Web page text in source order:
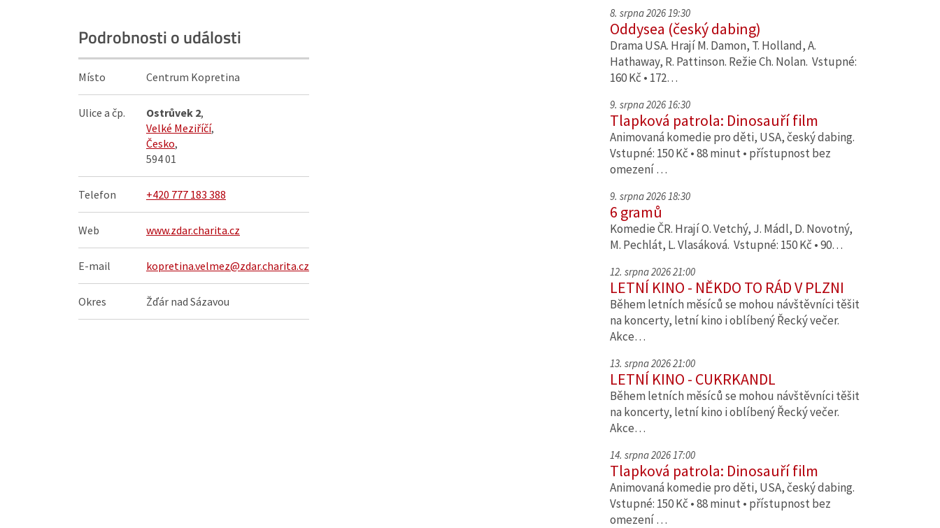
Podrobnosti o události
Místo Centrum Kopretina
Ulice a čp. Ostrůvek 2,
Velké Meziříčí,
Česko,
594 01
Telefon +420 777 183 388
Web www.zdar.charita.cz
E-mail kopretina.velmez@zdar.charita.cz
Okres Žďár nad Sázavou
8. srpna 2026 19:30
Oddysea (český dabing)
Drama USA. Hrají M. Damon, T. Holland, A.
Hathaway, R. Pattinson. Režie Ch. Nolan. Vstupné:
160 Kč • 172…
9. srpna 2026 16:30
Tlapková patrola: Dinosauří film
Animovaná komedie pro děti, USA, český dabing.
Vstupné: 150 Kč • 88 minut • přístupnost bez
omezení …
9. srpna 2026 18:30
6 gramů
Komedie ČR. Hrají O. Vetchý, J. Mádl, D. Novotný,
M. Pechlát, L. Vlasáková. Vstupné: 150 Kč • 90…
12. srpna 2026 21:00
LETNÍ KINO - NĚKDO TO RÁD V PLZNI
Během letních měsíců se mohou návštěvníci těšit
na koncerty, letní kino i oblíbený Řecký večer.
Akce…
13. srpna 2026 21:00
LETNÍ KINO - CUKRKANDL
Během letních měsíců se mohou návštěvníci těšit
na koncerty, letní kino i oblíbený Řecký večer.
Akce…
14. srpna 2026 17:00
Tlapková patrola: Dinosauří film
Animovaná komedie pro děti, USA, český dabing.
Vstupné: 150 Kč • 88 minut • přístupnost bez
omezení …